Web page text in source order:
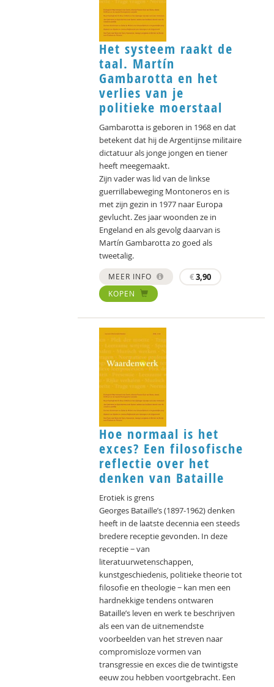
Het systeem raakt de
taal. Martín
Gambarotta en het
verlies van je
politieke moerstaal
Gambarotta is geboren in 1968 en dat
betekent dat hij de Argentijnse militaire
dictatuur als jonge jongen en tiener
heeft meegemaakt.
Zijn vader was lid van de linkse
guerrillabeweging Montoneros en is
met zijn gezin in 1977 naar Europa
gevlucht. Zes jaar woonden ze in
Engeland en als gevolg daarvan is
Martín Gambarotta zo goed als
tweetalig.
MEER INFO €3,90
KOPEN
Hoe normaal is het
exces? Een filosofische
reflectie over het
denken van Bataille
Erotiek is grens
Georges Bataille’s (1897-1962) denken
heeft in de laatste decennia een steeds
bredere receptie gevonden. In deze
receptie − van
literatuurwetenschappen,
kunstgeschiedenis, politieke theorie tot
filosofie en theologie − kan men een
hardnekkige tendens ontwaren
Bataille’s leven en werk te beschrijven
als een van de uitnemendste
voorbeelden van het streven naar
compromisloze vormen van
transgressie en exces die de twintigste
eeuw zou hebben voortgebracht. Een